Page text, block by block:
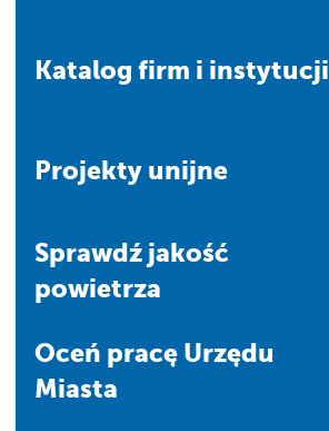
Katalog firm i instytucji
Projekty unijne
Sprawdź jakość
powietrza
Oceń pracę Urzędu
Miasta